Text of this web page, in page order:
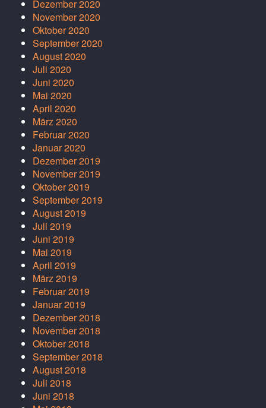
Dezember 2020
November 2020
Oktober 2020
September 2020
August 2020
Juli 2020
Juni 2020
Mai 2020
April 2020
März 2020
Februar 2020
Januar 2020
Dezember 2019
November 2019
Oktober 2019
September 2019
August 2019
Juli 2019
Juni 2019
Mai 2019
April 2019
März 2019
Februar 2019
Januar 2019
Dezember 2018
November 2018
Oktober 2018
September 2018
August 2018
Juli 2018
Juni 2018